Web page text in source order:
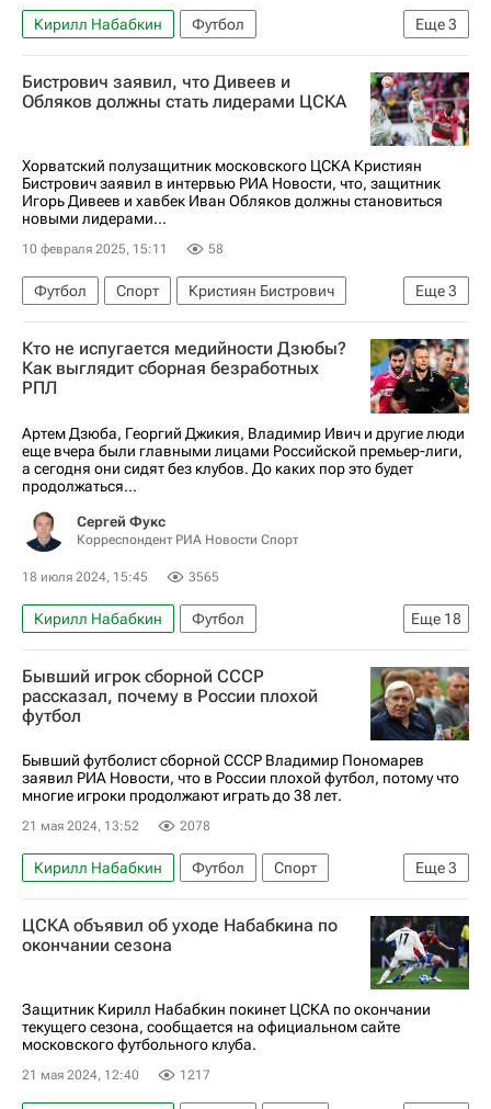
Еще3
Кирилл Набабкин
Футбол
Лала Крамаренко
Игорь Акинфеев
ПФК ЦСКА
Бистрович заявил, что Дивеев и
Обляков должны стать лидерами ЦСКА
Хорватский полузащитник московского ЦСКА Кристиян
Бистрович заявил в интервью РИА Новости, что, защитник
Игорь Дивеев и хавбек Иван Обляков должны становиться
новыми лидерами...
10 февраля 2025, 15:11 58
Еще3
Футбол Спорт
Кристиян Бистрович
Игорь Дивеев
Иван Обляков ПФК ЦСКА
Кто не испугается медийности Дзюбы?
Как выглядит сборная безработных
РПЛ
Артем Дзюба, Георгий Джикия, Владимир Ивич и другие люди
еще вчера были главными лицами Российской премьер-лиги,
а сегодня они сидят без клубов. До каких пор это будет
продолжаться...
Сергей Фукс
Корреспондент РИА Новости Спорт
18 июля 2024, 15:45 3565
Еще 18
Кирилл Набабкин
Футбол
Георгий Джикия
Владимир Ивич
Артём Дзюба
Локомотив (Москва)
Динамо Москва
Мохамед Конате
Дмитрий Полоз
Антон Миранчук
Виктор Мозес
Денис Черышев
Мацей Рыбус
Андрей Семенов
Антон Шунин
Авторы РИА Новости Спорт
РПЛ 2026-2027 (Чемпионат России по футболу)
Бывший игрок сборной СССР
рассказал, почему в России плохой
футбол
Бывший футболист сборной СССР Владимир Пономарев
заявил РИА Новости, что в России плохой футбол, потому что
многие игроки продолжают играть до 38 лет.
21 мая 2024, 13:52 2078
Еще3
Кирилл Набабкин Футбол
Спорт
Россия
ПФК ЦСКА Владимир Пономарев
ЦСКА объявил об уходе Набабкина по
окончании сезона
Защитник Кирилл Набабкин покинет ЦСКА по окончании
текущего сезона, сообщается на официальном сайте
московского футбольного клуба.
21 мая 2024, 12:40 1217